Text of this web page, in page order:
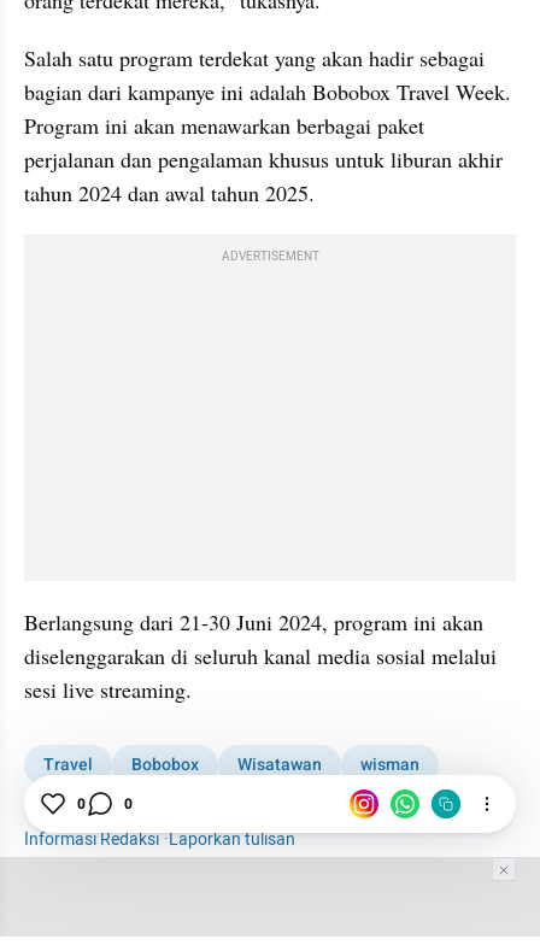
Salah satu program terdekat yang akan hadir sebagai
bagian dari kampanye ini adalah Bobobox Travel Week.
Program ini akan menawarkan berbagai paket
perjalanan dan pengalaman khusus untuk liburan akhir
tahun 2024 dan awal tahun 2025.
ADVERTISEMENT
Berlangsung dari 21-30 Juni 2024, program ini akan
diselenggarakan di seluruh kanal media sosial melalui
sesi live streaming.
Travel Bobobox Wisatawan
wisman
Serba-serbi Travel
Destinasi Wisata
Informasi Redaksi·Laporkan tulisan
0 0